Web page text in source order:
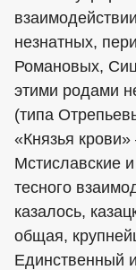
незнатных,
Романовых,
этими родами
(типа
«Князья
Мстиславские
тесного
казалось,
общая,
Единственный